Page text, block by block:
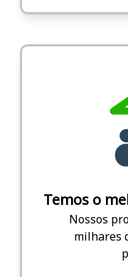
Temos o
Nossos
milhares